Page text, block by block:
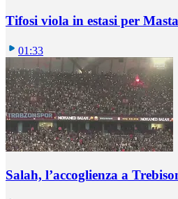
Tifosi viola in estasi per
01:33
Salah, l’accoglienza a